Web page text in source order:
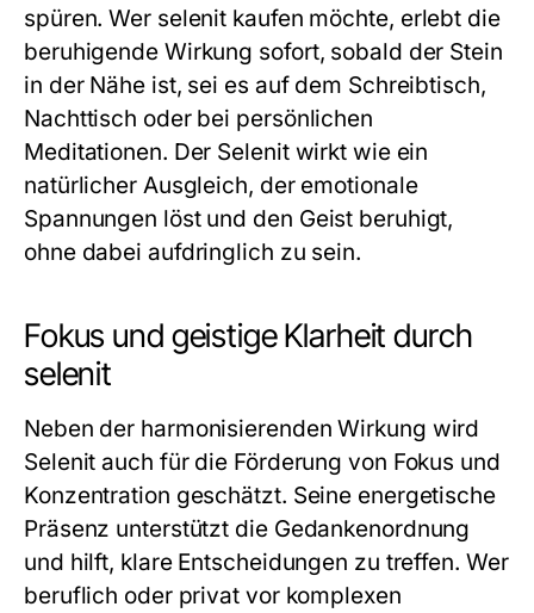
spüren. Wer selenit kaufen möchte, erlebt die
beruhigende Wirkung sofort, sobald der Stein
in der Nähe ist, sei es auf dem Schreibtisch,
Nachttisch oder bei persönlichen
Meditationen. Der Selenit wirkt wie ein
natürlicher Ausgleich, der emotionale
Spannungen löst und den Geist beruhigt,
ohne dabei aufdringlich zu sein.
Fokus und geistige Klarheit durch
selenit
Neben der harmonisierenden Wirkung wird
Selenit auch für die Förderung von Fokus und
Konzentration geschätzt. Seine energetische
Präsenz unterstützt die Gedankenordnung
und hilft, klare Entscheidungen zu treffen. Wer
beruflich oder privat vor komplexen